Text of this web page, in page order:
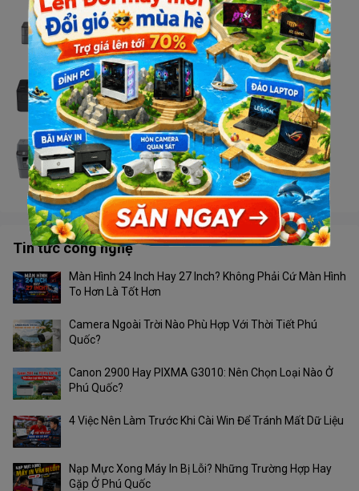
Máy in Brother HL - L2321D
Liên hệ
Máy in Brother HL - L2366DW
Liên hệ
Máy in Brother MFC - 2701DW
Liên hệ
Tin tức công nghệ
Màn Hình 24 Inch Hay 27 Inch? Không Phải Cứ Màn Hình
To Hơn Là Tốt Hơn
Camera Ngoài Trời Nào Phù Hợp Với Thời Tiết Phú
Quốc?
Canon 2900 Hay PIXMA G3010: Nên Chọn Loại Nào Ở
Phú Quốc?
4 Việc Nên Làm Trước Khi Cài Win Để Tránh Mất Dữ Liệu
Nạp Mực Xong Máy In Bị Lỗi? Những Trường Hợp Hay
Gặp Ở Phú Quốc